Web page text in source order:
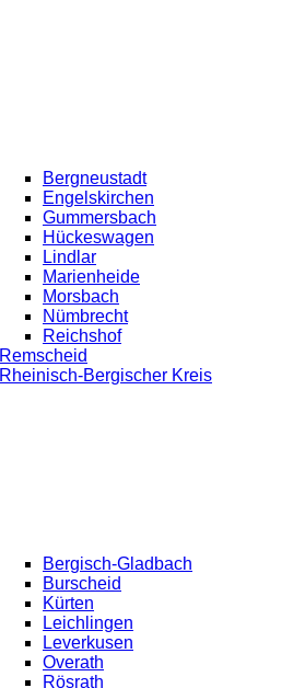
Bergneustadt
Engelskirchen
Gummersbach
Hückeswagen
Lindlar
Marienheide
Morsbach
Nümbrecht
Reichshof
Remscheid
Rheinisch-Bergischer Kreis
Bergisch-Gladbach
Burscheid
Kürten
Leichlingen
Leverkusen
Overath
Rösrath